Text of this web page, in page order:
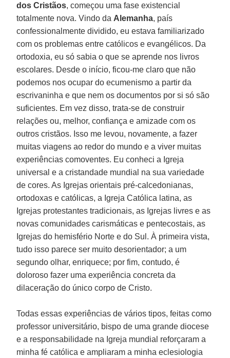
dos Cristãos, começou uma fase existencial
totalmente nova. Vindo da Alemanha, país
confessionalmente dividido, eu estava familiarizado
com os problemas entre católicos e evangélicos. Da
ortodoxia, eu só sabia o que se aprende nos livros
escolares. Desde o início, ficou-me claro que não
podemos nos ocupar do ecumenismo a partir da
escrivaninha e que nem os documentos por si só são
suficientes. Em vez disso, trata-se de construir
relações ou, melhor, confiança e amizade com os
outros cristãos. Isso me levou, novamente, a fazer
muitas viagens ao redor do mundo e a viver muitas
experiências comoventes. Eu conheci a Igreja
universal e a cristandade mundial na sua variedade
de cores. As Igrejas orientais pré-calcedonianas,
ortodoxas e católicas, a Igreja Católica latina, as
Igrejas protestantes tradicionais, as Igrejas livres e as
novas comunidades carismáticas e pentecostais, as
Igrejas do hemisfério Norte e do Sul. À primeira vista,
tudo isso parece ser muito desorientador; a um
segundo olhar, enriquece; por fim, contudo, é
doloroso fazer uma experiência concreta da
dilaceração do único corpo de Cristo.
Todas essas experiências de vários tipos, feitas como
professor universitário, bispo de uma grande diocese
e a responsabilidade na Igreja mundial reforçaram a
minha fé católica e ampliaram a minha eclesiologia